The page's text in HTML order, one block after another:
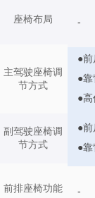
座椅布局
主驾驶座椅调
节方式
副驾驶座椅调
节方式
前排座椅功能
-
●
●
●
●
●
-